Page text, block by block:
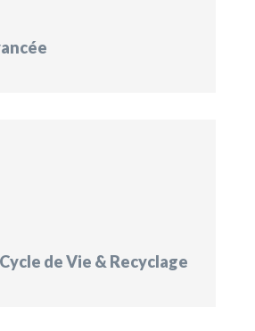
de Vie & Recyclage